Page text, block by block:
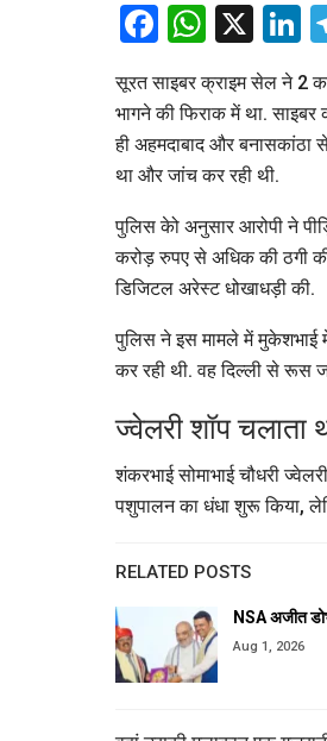
Facebook
X
सूरत साइबर क्राइम सेल ने 2
भागने की फिराक में था.
ही अहमदाबाद और बनासकांठा
था और जांच कर रही थी.
पुलिस केो अनुसार आरोपी ने
करोड़ रुपए से अधिक की ठगी
डिजिटल अरेस्ट धोखाधड़ी की.
पुलिस ने इस मामले में मुकेशभाई
कर रही थी. वह दिल्ली से रूस
ज्वेलरी शॉप
शंकरभाई सोमाभाई चौधरी
पशुपालन का धंधा शुरू किया,
RELATED POSTS
NSA अजीत
Aug 1, 2026